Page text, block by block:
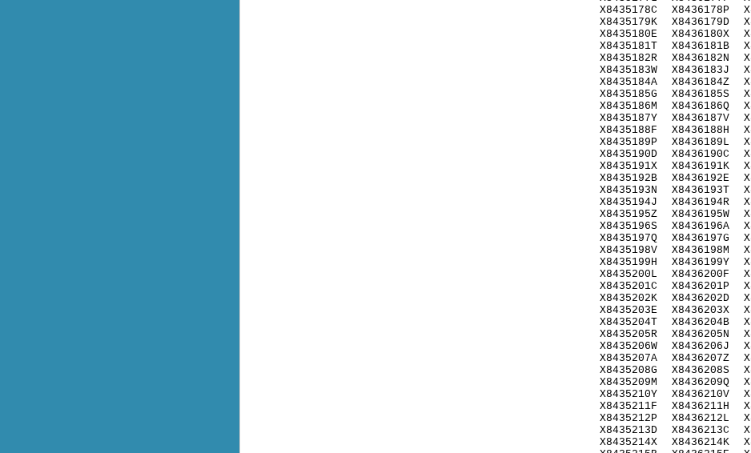
X8435178C
X8435179K
X8435180E
X8435181T
X8435182R
X8435183W
X8435184A
X8435185G
X8435186M
X8435187Y
X8435188F
X8435189P
X8435190D
X8435191X
X8435192B
X8435193N
X8435194J
X8435195Z
X8435196S
X8435197Q
X8435198V
X8435199H
X8435200L
X8435201C
X8435202K
X8435203E
X8435204T
X8435205R
X8435206W
X8435207A
X8435208G
X8435209M
X8435210Y
X8435211F
X8435212P
X8435213D
X8435214X
X8436178P
X8436179D
X8436180X
X8436181B
X8436182N
X8436183J
X8436184Z
X8436185S
X8436186Q
X8436187V
X8436188H
X8436189L
X8436190C
X8436191K
X8436192E
X8436193T
X8436194R
X8436195W
X8436196A
X8436197G
X8436198M
X8436199Y
X8436200F
X8436201P
X8436202D
X8436203X
X8436204B
X8436205N
X8436206J
X8436207Z
X8436208S
X8436209Q
X8436210V
X8436211H
X8436212L
X8436213C
X8436214K